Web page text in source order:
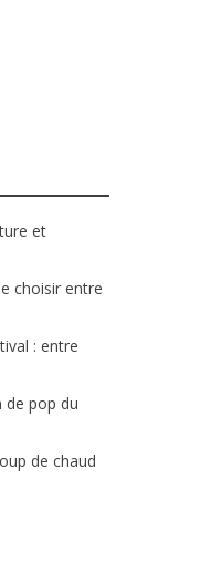
et
choisir entre
: entre
de pop du
de chaud